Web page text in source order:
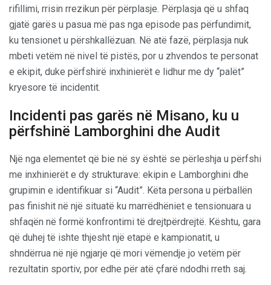
rifillimi, rrisin rrezikun për përplasje. Përplasja që u shfaq
gjatë garës u pasua më pas nga episode pas përfundimit,
ku tensionet u përshkallëzuan. Në atë fazë, përplasja nuk
mbeti vetëm në nivel të pistës, por u zhvendos te personat
e ekipit, duke përfshirë inxhinierët e lidhur me dy “palët”
kryesore të incidentit.
Incidenti pas garës në Misano, ku u
përfshinë Lamborghini dhe Audit
Një nga elementet që bie në sy është se përleshja u përfshi
me inxhinierët e dy strukturave: ekipin e Lamborghini dhe
grupimin e identifikuar si “Audit”. Këta persona u përballën
pas finishit në një situatë ku marrëdhëniet e tensionuara u
shfaqën në formë konfrontimi të drejtpërdrejtë. Kështu, gara
që duhej të ishte thjesht një etapë e kampionatit, u
shndërrua në një ngjarje që mori vëmendje jo vetëm për
rezultatin sportiv, por edhe për atë çfarë ndodhi rreth saj.